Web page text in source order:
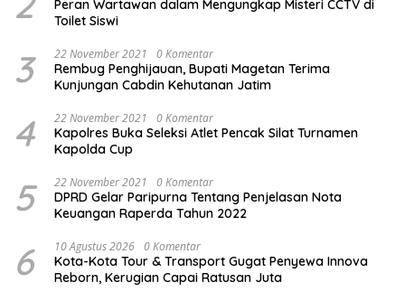
Peran Wartawan dalam Mengungkap Misteri CCTV di
Toilet Siswi
3 22 November 2021 0 Komentar
Rembug Penghijauan, Bupati Magetan Terima
Kunjungan Cabdin Kehutanan Jatim
4 22 November 2021 0 Komentar
Kapolres Buka Seleksi Atlet Pencak Silat Turnamen
Kapolda Cup
5 22 November 2021 0 Komentar
DPRD Gelar Paripurna Tentang Penjelasan Nota
Keuangan Raperda Tahun 2022
6 10 Agustus 2026 0 Komentar
Kota-Kota Tour & Transport Gugat Penyewa Innova
Reborn, Kerugian Capai Ratusan Juta